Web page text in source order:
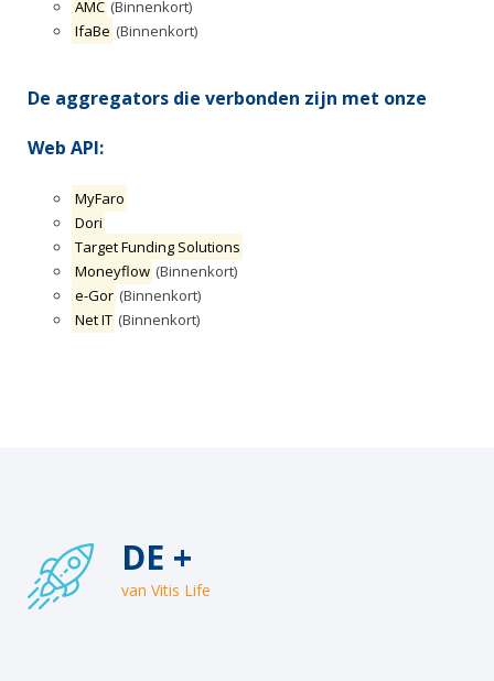
AMC (Binnenkort)
IfaBe (Binnenkort)
De aggregators die verbonden zijn met onze
Web API:
MyFaro
Dori
Target Funding Solutions
Moneyflow (Binnenkort)
e-Gor (Binnenkort)
Net IT (Binnenkort)
DE +
van Vitis Life